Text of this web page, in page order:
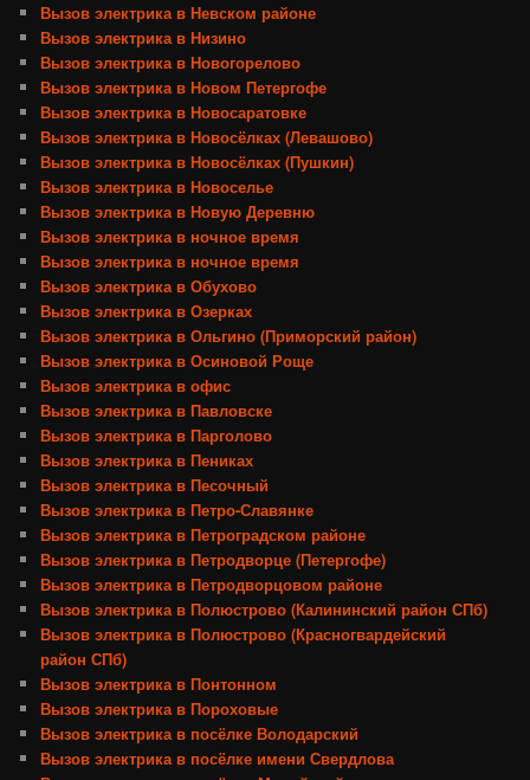
Вызов электрика в Невском районе
Вызов электрика в Низино
Вызов электрика в Новогорелово
Вызов электрика в Новом Петергофе
Вызов электрика в Новосаратовке
Вызов электрика в Новосёлках (Левашово)
Вызов электрика в Новосёлках (Пушкин)
Вызов электрика в Новоселье
Вызов электрика в Новую Деревню
Вызов электрика в ночное время
Вызов электрика в ночное время
Вызов электрика в Обухово
Вызов электрика в Озерках
Вызов электрика в Ольгино (Приморский район)
Вызов электрика в Осиновой Роще
Вызов электрика в офис
Вызов электрика в Павловске
Вызов электрика в Парголово
Вызов электрика в Пениках
Вызов электрика в Песочный
Вызов электрика в Петро-Славянке
Вызов электрика в Петроградском районе
Вызов электрика в Петродворце (Петергофе)
Вызов электрика в Петродворцовом районе
Вызов электрика в Полюстрово (Калининский район СПб)
Вызов электрика в Полюстрово (Красногвардейский
район СПб)
Вызов электрика в Понтонном
Вызов электрика в Пороховые
Вызов электрика в посёлке Володарский
Вызов электрика в посёлке имени Свердлова